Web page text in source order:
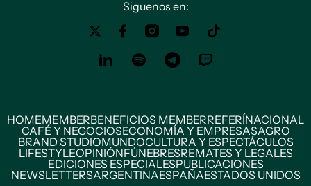
Siguenos en:
HOMEMEMBERBENEFICIOS MEMBERREFERÍNACIONAL
CAFÉ Y NEGOCIOSECONOMÍA Y EMPRESASAGRO
BRAND STUDIOMUNDOCULTURA Y ESPECTÁCULOS
LIFESTYLEOPINIÓNFÚNEBRESREMATES Y LEGALES
EDICIONES ESPECIALESPUBLICACIONES
NEWSLETTERSARGENTINAESPAÑAESTADOS UNIDOS